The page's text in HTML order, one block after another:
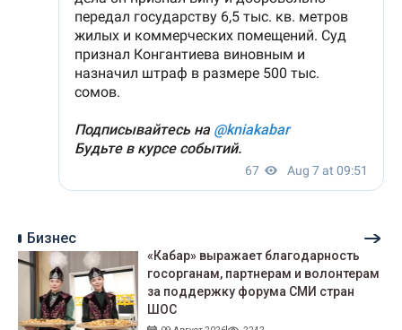
Бизнес
«Кабар» выражает благодарность
госорганам, партнерам и волонтерам
за поддержку форума СМИ стран
ШОС